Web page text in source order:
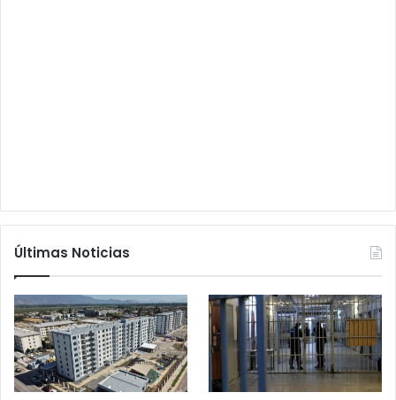
Últimas Noticias